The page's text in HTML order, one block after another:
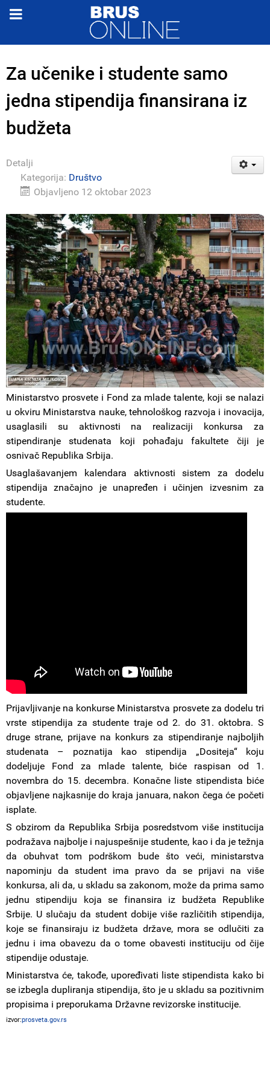
Za učenike i studente samo
jedna stipendija finansirana iz
budžeta
Detalji
Kategorija: Društvo
Objavljeno 12 oktobar 2023
Ministarstvo prosvete i Fond za mlade talente, koji se nalazi
u okviru Ministarstva nauke, tehnološkog razvoja i inovacija,
usaglasili su aktivnosti na realizaciji konkursa za
stipendiranje studenata koji pohađaju fakultete čiji je
osnivač Republika Srbija.
Usaglašavanjem kalendara aktivnosti sistem za dodelu
stipendija značajno je unapređen i učinjen izvesnim za
studente.
Prijavljivanje na konkurse Ministarstva prosvete za dodelu tri
vrste stipendija za studente traje od 2. do 31. oktobra. S
druge strane, prijave na konkurs za stipendiranje najboljih
studenata – poznatija kao stipendija „Dositeja“ koju
dodeljuje Fond za mlade talente, biće raspisan od 1.
novembra do 15. decembra. Konačne liste stipendista biće
objavljene najkasnije do kraja januara, nakon čega će početi
isplate.
S obzirom da Republika Srbija posredstvom više institucija
podražava najbolje i najuspešnije studente, kao i da je težnja
da obuhvat tom podrškom bude što veći, ministarstva
napominju da student ima pravo da se prijavi na više
konkursa, ali da, u skladu sa zakonom, može da prima samo
jednu stipendiju koja se finansira iz budžeta Republike
Srbije. U slučaju da student dobije više različitih stipendija,
koje se finansiraju iz budžeta države, mora se odlučiti za
jednu i ima obavezu da o tome obavesti instituciju od čije
stipendije odustaje.
Ministarstva će, takođe, upoređivati liste stipendista kako bi
se izbegla dupliranja stipendija, što je u skladu sa pozitivnim
propisima i preporukama Državne revizorske institucije.
izvor:prosveta.gov.rs